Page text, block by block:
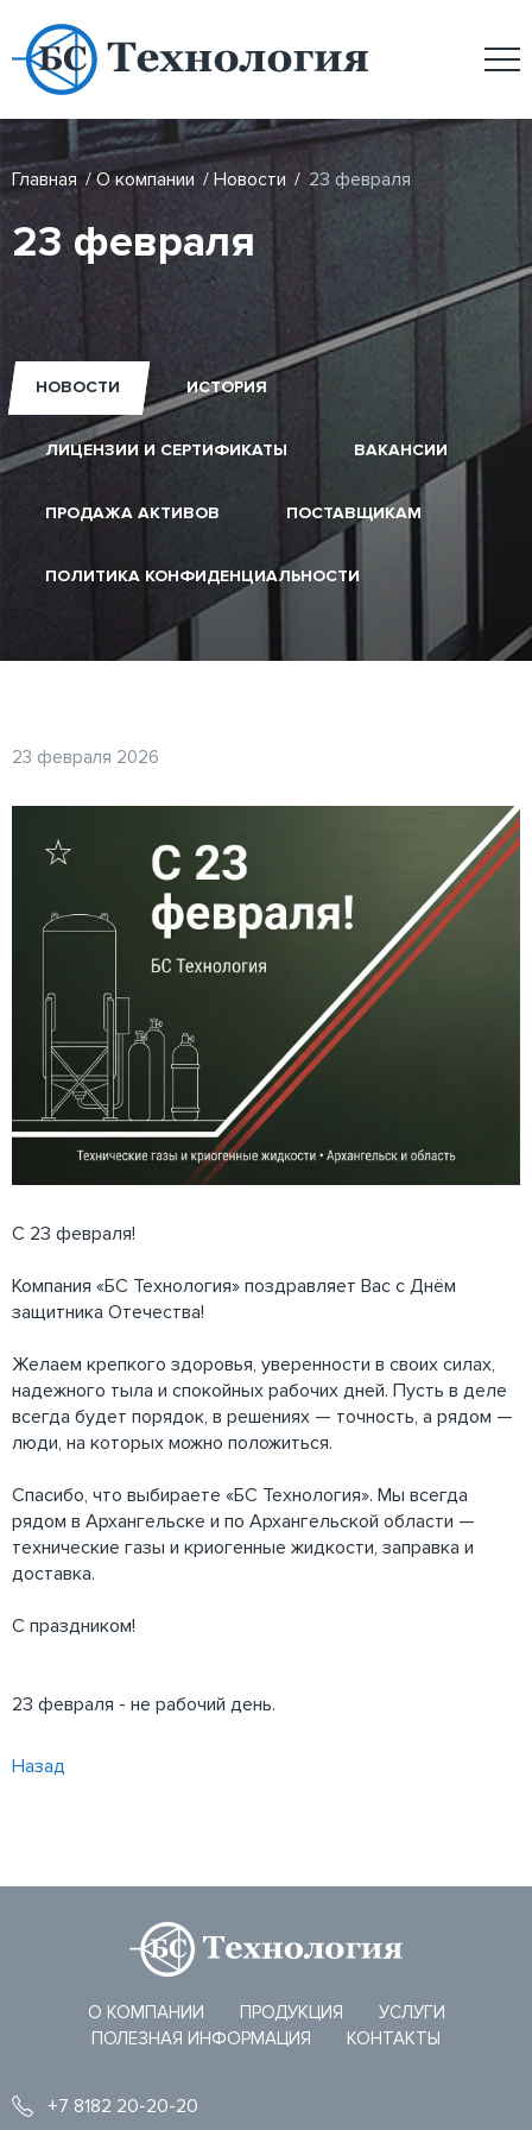
Главная / О компании / Новости / 23 февраля
23 февраля
НОВОСТИ ИСТОРИЯ
ЛИЦЕНЗИИ И СЕРТИФИКАТЫ ВАКАНСИИ
ПРОДАЖА АКТИВОВ ПОСТАВЩИКАМ
ПОЛИТИКА КОНФИДЕНЦИАЛЬНОСТИ
23 февраля 2026
С 23 февраля!
Компания «БС Технология» поздравляет Вас с Днём
защитника Отечества!
Желаем крепкого здоровья, уверенности в своих силах,
надежного тыла и спокойных рабочих дней. Пусть в деле
всегда будет порядок, в решениях — точность, а рядом —
люди, на которых можно положиться.
Спасибо, что выбираете «БС Технология». Мы всегда
рядом в Архангельске и по Архангельской области —
технические газы и криогенные жидкости, заправка и
доставка.
С праздником!
23 февраля - не рабочий день.
Назад
О КОМПАНИИ ПРОДУКЦИЯ
УСЛУГИ
ПОЛЕЗНАЯ ИНФОРМАЦИЯ
КОНТАКТЫ
+7 8182 20-20-20